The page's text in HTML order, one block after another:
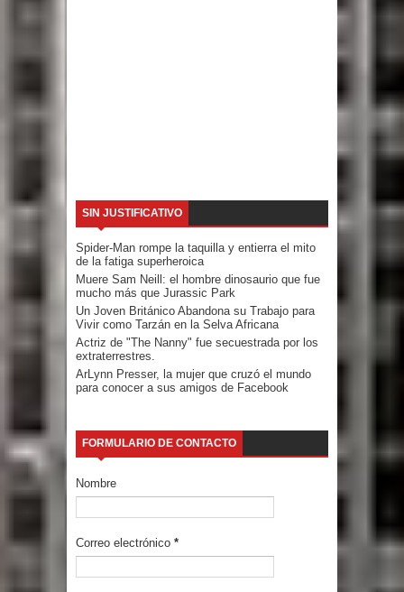
SIN JUSTIFICATIVO
Spider-Man rompe la taquilla y entierra el mito
de la fatiga superheroica
Muere Sam Neill: el hombre dinosaurio que fue
mucho más que Jurassic Park
Un Joven Británico Abandona su Trabajo para
Vivir como Tarzán en la Selva Africana
Actriz de "The Nanny" fue secuestrada por los
extraterrestres.
ArLynn Presser, la mujer que cruzó el mundo
para conocer a sus amigos de Facebook
FORMULARIO DE CONTACTO
Nombre
Correo electrónico *